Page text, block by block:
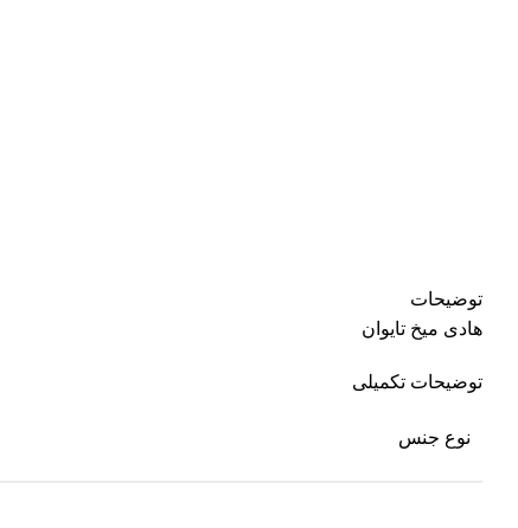
توضیحات
هادی میخ تایوان
توضیحات تکمیلی
نوع جنس